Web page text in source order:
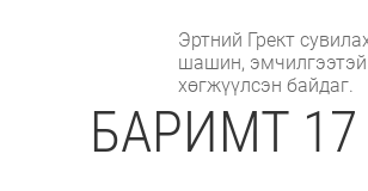
Эртний Грект
шашин,
хөгжүүлсэн байдаг.
БАРИМТ 17